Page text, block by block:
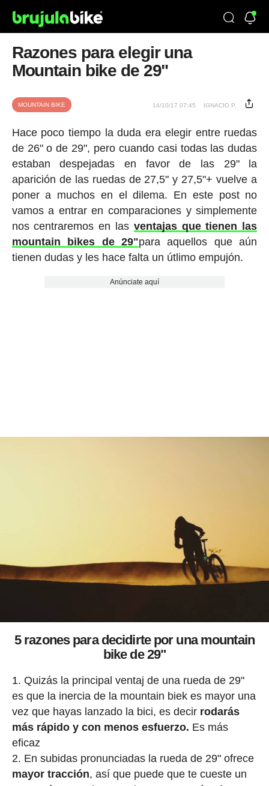
Razones para elegir una
Mountain bike de 29"
MOUNTAIN BIKE 14/10/17 07:45 IGNACIO P.
Hace poco tiempo la duda era elegir entre ruedas
de 26" o de 29", pero cuando casi todas las dudas
estaban despejadas en favor de las 29" la
aparición de las ruedas de 27,5" y 27,5"+ vuelve a
poner a muchos en el dilema. En este post no
vamos a entrar en comparaciones y simplemente
nos centraremos en las ventajas que tienen las
mountain bikes de 29"para aquellos que aún
tienen dudas y les hace falta un útlimo empujón.
Anúnciate aquí
5 razones para decidirte por una mountain
bike de 29"
Quizás la principal ventaj de una rueda de 29"
es que la inercia de la mountain biek es mayor una
vez que hayas lanzado la bici, es decir rodarás
más rápido y con menos esfuerzo. Es más
eficaz
En subidas pronunciadas la rueda de 29" ofrece
mayor tracción, así que puede que te cueste un